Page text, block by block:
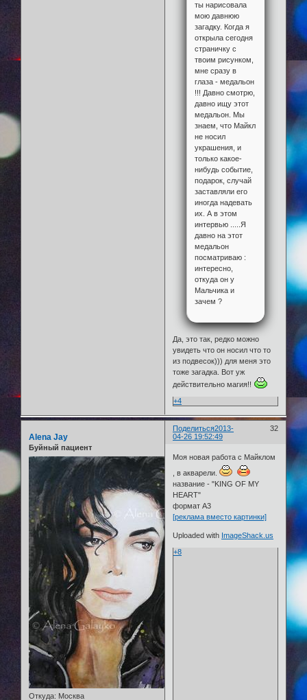
ты нарисовала
мою давнюю
загадку. Когда я
открыла сегодня
страничку с
твоим рисунком,
мне сразу в
глаза - медальон
!!! Давно смотрю,
давно ищу этот
медальон. Мы
знаем, что Майкл
не носил
украшения, и
только какое-
нибудь событие,
подарок, случай
заставляли его
иногда надевать
их. А в этом
интервью .....Я
давно на этот
медальон
посматриваю :
интересно,
откуда он у
Мальчика и
зачем ?
Да, это так, редко можно
увидеть что он носил что то
из подвесок))) для меня это
тоже загадка. Вот уж
действительно магия!!
+4
Поделиться 32
2013-
04-26 19:52:49
Alena Jay
Буйный пациент
Откуда: Москва
Моя новая работа с Майклом
, в акварели.
название - "KING OF MY
HEART"
формат А3
[реклама вместо картинки]
Uploaded with ImageShack.us
+8